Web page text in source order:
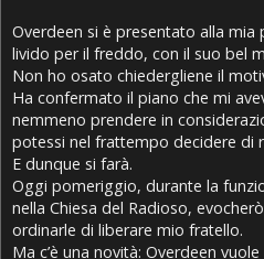
Overdeen si è presentato alla mia
livido per il freddo, con il suo bel
Non ho osato chiedergliene il
Ha confermato il piano che mi
nemmeno prendere in
potessi nel frattempo decidere di
E dunque si farà.
Oggi pomeriggio, durante la
nella Chiesa del Radioso,
ordinarle di liberare mio fratello.
Ma c’è una novità: Overdeen